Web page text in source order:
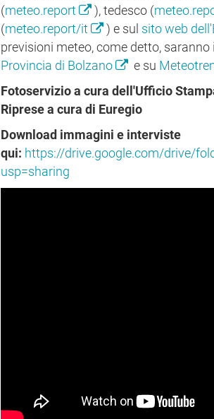
(meteo.report ), tedesco (
(meteo.report/it ) e sul sito web
previsioni meteo, come detto,
Provincia di Bolzano
e su
Fotoservizio a cura dell'Ufficio
Riprese a cura di Euregio
Download immagini e interviste
qui: https://drive.google.com/drive/
usp=sharing